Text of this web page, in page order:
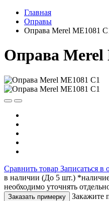
Главная
Оправы
Оправа Merel ME1081
Оправа Merel
Сравнить товар Записаться в
в наличии (До 5 шт.)
необходимо уточнять
Заказать примерку
Закажите